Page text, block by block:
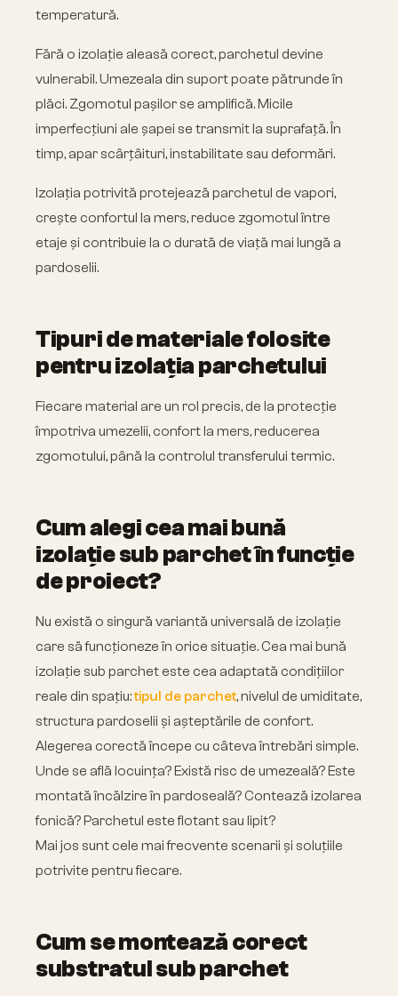
temperatură.
Fără o izolație aleasă corect, parchetul devine
vulnerabil. Umezeala din suport poate pătrunde în
plăci. Zgomotul pașilor se amplifică. Micile
imperfecțiuni ale șapei se transmit la suprafață. În
timp, apar scârțâituri, instabilitate sau deformări.
Izolația potrivită protejează parchetul de vapori,
crește confortul la mers, reduce zgomotul între
etaje și contribuie la o durată de viață mai lungă a
pardoselii.
Tipuri de materiale folosite
pentru izolația parchetului
Fiecare material are un rol precis, de la protecție
împotriva umezelii, confort la mers, reducerea
zgomotului, până la controlul transferului termic.
Cum alegi cea mai bună
izolație sub parchet în funcție
de proiect?
Nu există o singură variantă universală de izolație
care să funcționeze în orice situație. Cea mai bună
izolație sub parchet este cea adaptată condițiilor
reale din spațiu:tipul de parchet, nivelul de umiditate,
structura pardoselii și așteptările de confort.
Alegerea corectă începe cu câteva întrebări simple.
Unde se află locuința? Există risc de umezeală? Este
montată încălzire în pardoseală? Contează izolarea
fonică? Parchetul este flotant sau lipit?
Mai jos sunt cele mai frecvente scenarii și soluțiile
potrivite pentru fiecare.
Cum se montează corect
substratul sub parchet